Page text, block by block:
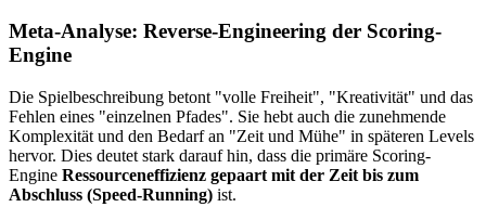
Meta-Analyse: Reverse-Engineering der Scoring-
Engine
Die Spielbeschreibung betont "volle Freiheit", "Kreativität" und das
Fehlen eines "einzelnen Pfades". Sie hebt auch die zunehmende
Komplexität und den Bedarf an "Zeit und Mühe" in späteren Levels
hervor. Dies deutet stark darauf hin, dass die primäre Scoring-
Engine Ressourceneffizienz gepaart mit der Zeit bis zum
Abschluss (Speed-Running) ist.